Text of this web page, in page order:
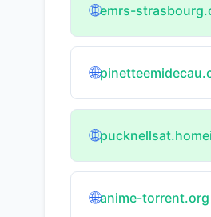
🌐emrs-
🌐
🌐
🌐anime-torrent.org